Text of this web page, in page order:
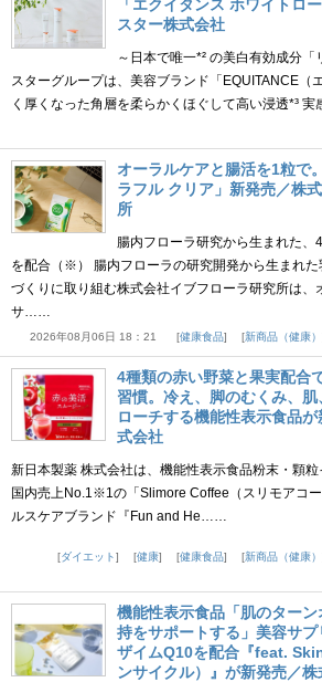
「エクイタンス ホワイトロ
スター株式会社
～日本で唯一*² の美白有効成分
スターグループは、美容ブランド「EQUITANCE（
く厚くなった角層を柔らかくほぐして高い浸透*³
オーラルケアと腸活を1粒で
ラフル クリア」新発売／株
所
腸内フローラ研究から生まれた
を配合（※） 腸内フローラの研究開発から生まれ
づくりに取り組む株式会社イブフローラ研究所は、
サ……
2026年08月06日 18：21 健康食品 新商品（健康）
4種類の赤い野菜と果実配合
習慣。冷え、脚のむくみ、
ローチする機能性表示食品
式会社
新日本製薬 株式会社は、機能性表示食品粉末・顆
国内売上No.1※1の「Slimore Coffee（スリモアコ
ルスケアブランド『Fun and He……
ダイエット
健康 健康食品 新商品（健康）
機能性表示食品「肌のター
持をサポートする」美容サ
ザイムQ10を配合『feat.
ンサイクル）』が新発売／